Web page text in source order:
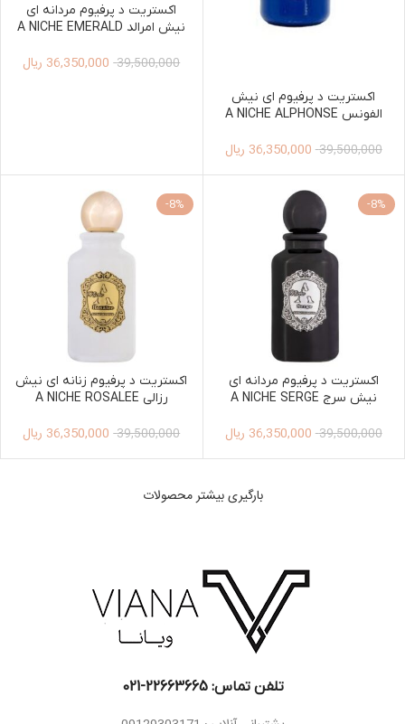
اکستریت د پرفیوم ای نیش
الفونس A NICHE ALPHONSE
MEN39,500,000
36,350,000 ریال
اکستریت د پرفیوم مردانه ای
نیش امرالد A NICHE EMERALD
MEN39,500,000
36,350,000 ریال
-8%
اکستریت د پرفیوم مردانه ای
نیش سرج A NICHE SERGE
MEN39,500,000
36,350,000 ریال
-8%
اکستریت د پرفیوم زنانه ای نیش
رزالی A NICHE ROSALEE
WOMEN39,500,000
36,350,000 ریال
بارگیری بیشتر محصولات
تلفن تماس: 22663665-021​